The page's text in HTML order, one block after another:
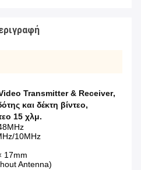
Transmitter & Receiver,
και δέκτη βίντεο,
15 χλμ.
10MHz
17mm
Antenna)